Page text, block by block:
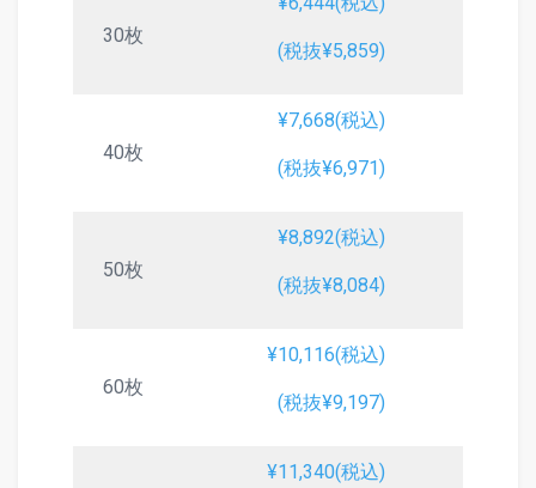
30枚
(税抜¥5,859)
40枚
¥7,668(税込)
(税抜¥6,971)
50枚
¥8,892(税込)
(税抜¥8,084)
60枚
¥10,116(税込)
(税抜¥9,197)
¥11,340(税込)